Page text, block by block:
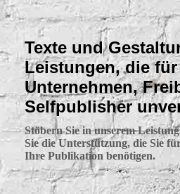
Texte und
Leistungen, die für
Unternehmen,
Selfpublisher
Stöbern Sie in unserem
Sie die Unterstützung, die Sie
Ihre Publikation benötigen.